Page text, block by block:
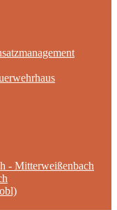
- Mitterweißenbach